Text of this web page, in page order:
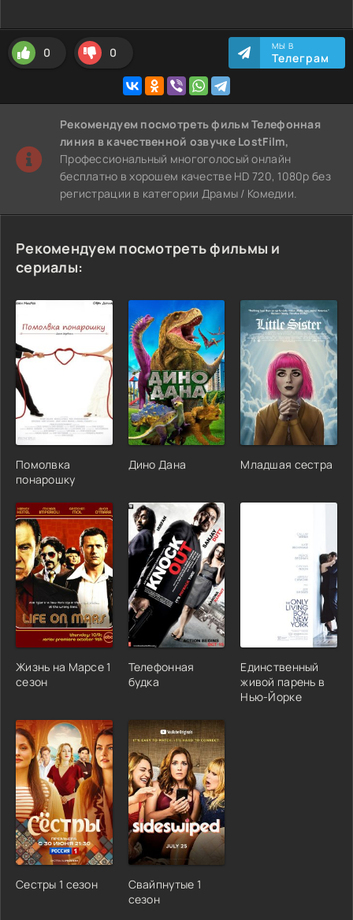
0 0 МЫ В
Телеграм
Рекомендуем посмотреть фильм Телефонная
линия в качественной озвучке LostFilm,
Профессиональный многоголосый онлайн
бесплатно в хорошем качестве HD 720, 1080p без
регистрации в категории Драмы / Комедии.
Рекомендуем посмотреть фильмы и
сериалы:
Помолвка
понарошку
Дино Дана Младшая сестра
Жизнь на Марсе 1
сезон
Телефонная
будка
Единственный
живой парень в
Нью-Йорке
Сестры 1 сезон
Свайпнутые 1
сезон